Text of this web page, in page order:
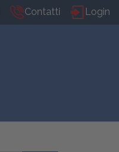
Contatti Login